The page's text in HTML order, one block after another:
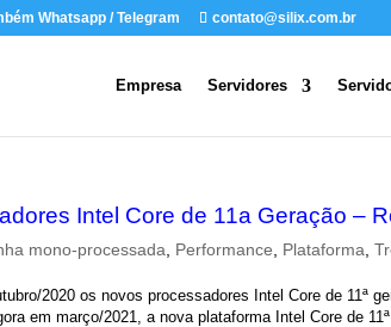
Whatsapp / Telegram contato@silix.com.br
Empresa Servidores
Intel Core de 11a Geração –
mono-processada Performance Plataforma ,
2020 os novos processadores Intel Core de 11ª
em março/2021, a nova plataforma Intel Core de